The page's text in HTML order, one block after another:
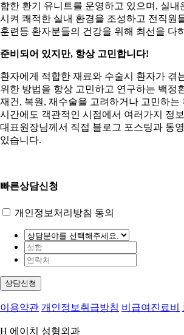
함한 환기 유니트를 운영하고 있으며, 실내
시켜 쾌적한 실내 환경을 조성하고 전직원
훈련등 환자분들의 건강을 위해 최선을 다
준비되어 있지만, 항상 고민합니다!
환자에게 적합한 재료와 수술시 환자가 겪
위한 방법을 항상 고민하고 연구하는 백정
재건, 복원, 재수술을 고려하거나 고민하는
시간에도 객관적인 시점에서 여러가지 정
대표원장님께서 직접 블로그 포스팅과 동
있습니다.
빠른상담신청
개인정보처리방침 동의
상담신청
이용약관 개인정보취급방침 비급여진료비
H 에이치 성형외과